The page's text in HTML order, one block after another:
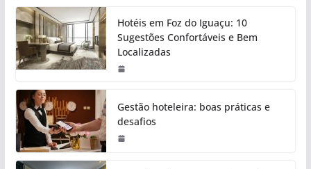
Hotéis em Foz do Iguaçu: 10
Sugestões Confortáveis e Bem
Localizadas
Gestão hoteleira: boas práticas e
desafios